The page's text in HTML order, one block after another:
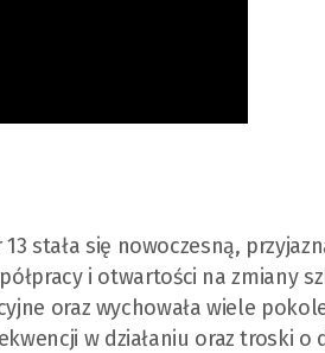
stała się nowoczesną,
i otwartości na zmiany
oraz wychowała wiele
w działaniu oraz troski o